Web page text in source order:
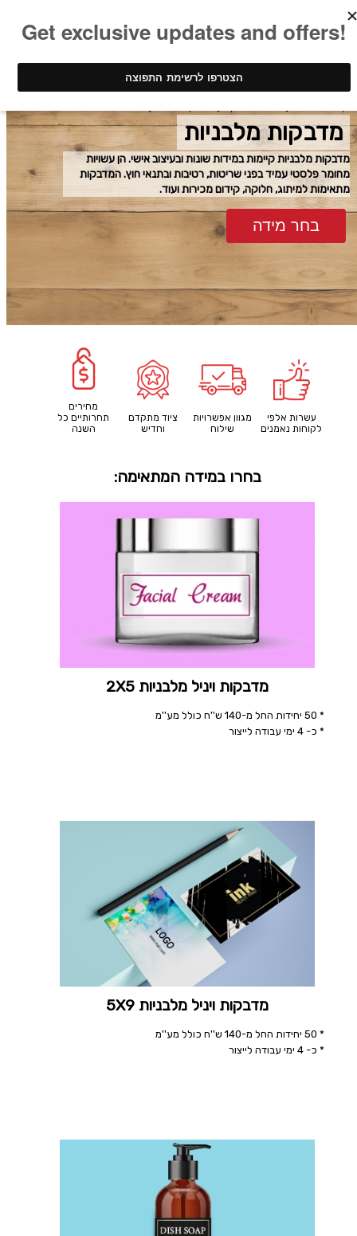
מדבקות מלבניות
מדבקות מלבניות קיימות במידות שונות ובעיצוב אישי. הן עשויות
מחומר פלסטי עמיד בפני שריטות, רטיבות ובתנאי חוץ. המדבקות
מתאימות למיתוג, חלוקה, קידום מכירות ועוד.
בחר מידה
מחירים
תחרותיים כל
השנה
ציוד מתקדם
וחדיש
מגוון אפשרויות
שילוח
עשרות אלפי
לקוחות נאמנים
בחרו במידה המתאימה:
מדבקות ויניל מלבניות 2X5
* 50 יחידות החל מ-140 ש''ח כולל מע''מ
* כ- 4 ימי עבודה לייצור
מדבקות ויניל מלבניות 5X9
* 50 יחידות החל מ-140 ש''ח כולל מע''מ
* כ- 4 ימי עבודה לייצור